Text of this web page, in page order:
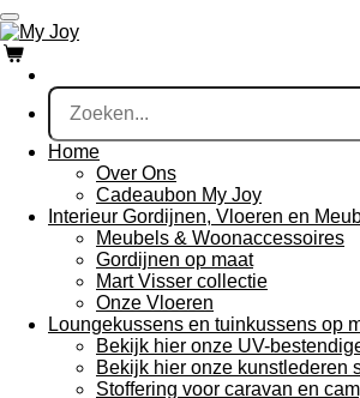
Ga
direct
naar
de
hoofdinhoud
Home
Over Ons
Cadeaubon My Joy
Interieur Gordijnen, Vloeren en
Meubels & Woonaccessoires
Gordijnen op maat
Mart Visser collectie
Onze Vloeren
Loungekussens en tuinkussens op
Bekijk hier onze UV-
Bekijk hier onze kunstlederen
Stoffering voor caravan en